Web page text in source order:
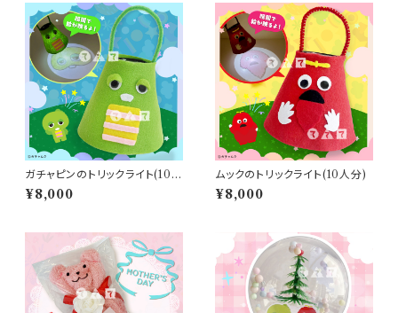
ガチャピンのトリックライト(10人
分)
¥8,000
ムックのトリックライト(10人分)
¥8,000